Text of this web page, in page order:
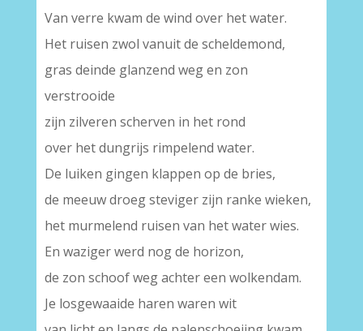
Van verre kwam de wind over het water.
Het ruisen zwol vanuit de scheldemond,
gras deinde glanzend weg en zon
verstrooide
zijn zilveren scherven in het rond
over het dungrijs rimpelend water.
De luiken gingen klappen op de bries,
de meeuw droeg steviger zijn ranke wieken,
het murmelend ruisen van het water wies.
En waziger werd nog de horizon,
de zon schoof weg achter een wolkendam.
Je losgewaaide haren waren wit